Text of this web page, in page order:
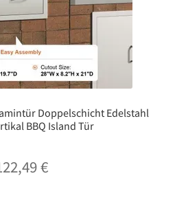
Doppelschicht Edelstahl
BBQ Island Tür
€